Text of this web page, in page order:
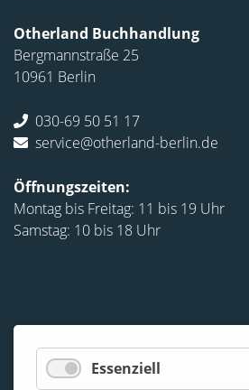
Otherland Buchhandlung
Bergmannstraße 25
10961 Berlin
030-69 50 51 17
service@otherland-berlin.de
Öffnungszeiten:
Montag bis Freitag: 11 bis 19 Uhr
Samstag: 10 bis 18 Uhr
Essenziell